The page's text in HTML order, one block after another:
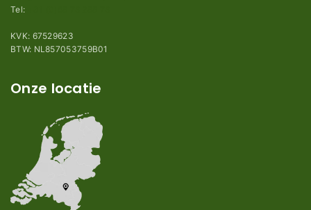
Tel:
KVK: 67529623
BTW: NL857053759B01
Onze locatie